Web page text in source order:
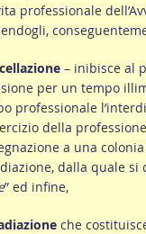
professionale
– inibisce al
per un tempo
professionale
della
a una
dalla quale si
” ed infine,
che